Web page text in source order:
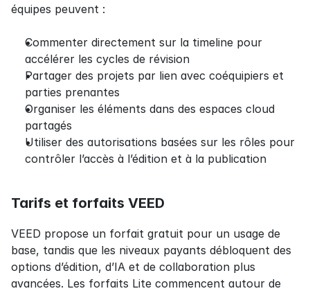
équipes peuvent :
Commenter directement sur la timeline pour
accélérer les cycles de révision
Partager des projets par lien avec coéquipiers et
parties prenantes
Organiser les éléments dans des espaces cloud
partagés
Utiliser des autorisations basées sur les rôles pour
contrôler l’accès à l’édition et à la publication
Tarifs et forfaits VEED
VEED propose un forfait gratuit pour un usage de
base, tandis que les niveaux payants débloquent des
options d’édition, d’IA et de collaboration plus
avancées. Les forfaits Lite commencent autour de